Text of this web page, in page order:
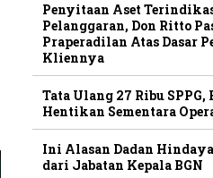
Penyitaan Aset
Pelanggaran, Don Ritto
Praperadilan Atas Dasar
Kliennya
Tata Ulang 27 Ribu SPPG,
Hentikan Sementara
Ini Alasan Dadan
dari Jabatan Kepala BGN